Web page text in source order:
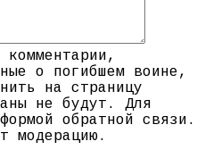
о погибшем воине,
на страницу
не будут. Для
обратной связи.
модерацию.